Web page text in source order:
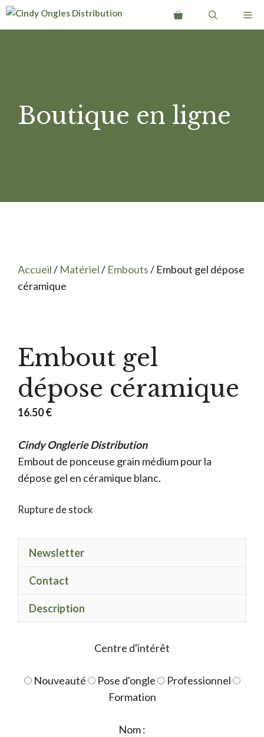
Aller
Boutique en ligne
Accueil/ Matériel/ Embouts/ Embout gel dépose
céramique
Embout gel
dépose céramique
16.50€
Cindy Onglerie Distribution
Embout de ponceuse grain médium pour la
dépose gel en céramique blanc.
Rupture de stock
Newsletter
Contact
Description
Centre d'intérêt
Nouveauté Pose d'ongle
Professionnel
Formation
Nom :